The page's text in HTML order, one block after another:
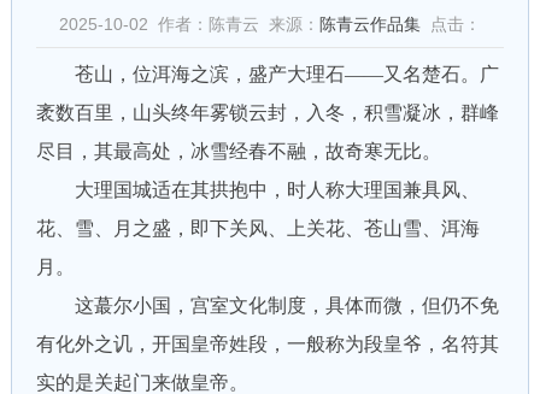
2025-10-02 作者：陈青云 来源： 陈青云作品集点击：
苍山，位洱海之滨，盛产大理石——又名楚石。广
袤数百里，山头终年雾锁云封，入冬，积雪凝冰，群峰
尽目，其最高处，冰雪经春不融，故奇寒无比。
大理国城适在其拱抱中，时人称大理国兼具风、
花、雪、月之盛，即下关风、上关花、苍山雪、洱海
月。
这蕞尔小国，宫室文化制度，具体而微，但仍不免
有化外之讥，开国皇帝姓段，一般称为段皇爷，名符其
实的是关起门来做皇帝。